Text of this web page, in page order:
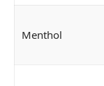
Menthol